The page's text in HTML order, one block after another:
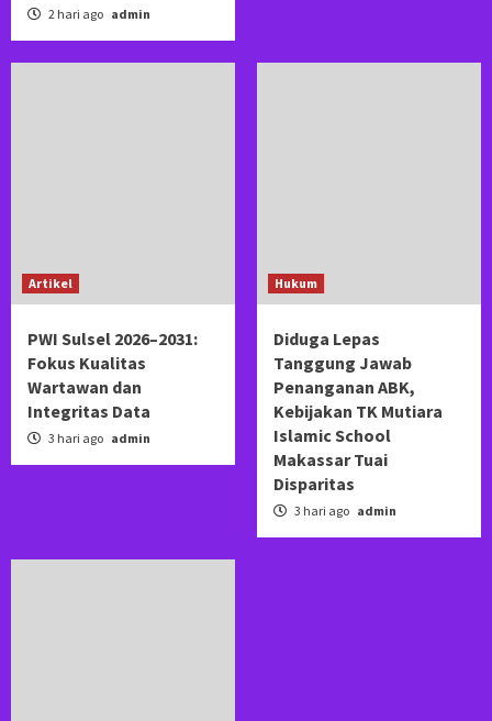
2 hari ago admin
Artikel
PWI Sulsel 2026–2031:
Fokus Kualitas
Wartawan dan
Integritas Data
3 hari ago admin
Hukum
Diduga Lepas
Tanggung Jawab
Penanganan ABK,
Kebijakan TK Mutiara
Islamic School
Makassar Tuai
Disparitas
3 hari ago admin